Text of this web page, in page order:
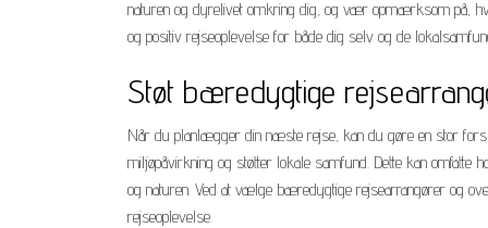
naturen og dyrelivet omkring dig, og vær opmærksom på,
og positiv rejseoplevelse for både dig selv og de
Støt bæredygtige
Når du planlægger din næste rejse, kan du gøre en stor
miljøpåvirkning og støtter lokale samfund. Dette kan omfatte
og naturen. Ved at vælge bæredygtige rejsearrangører og
rejseoplevelse.